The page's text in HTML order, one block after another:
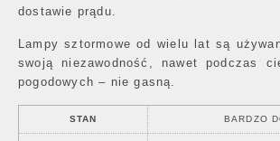
dostawie prądu.
Lampy sztormowe od wielu lat są
swoją niezawodność, nawet podczas
pogodowych – nie gasną.
STAN BARDZO